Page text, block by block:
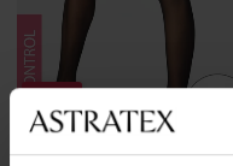
-20 % GET20